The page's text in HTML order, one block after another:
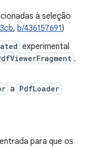
à seleção
, b/436157691)
experimental
.
a PdfLoader
para que os